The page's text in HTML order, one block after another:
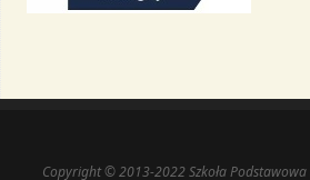
Copyright © 2013-2022 Szkoła